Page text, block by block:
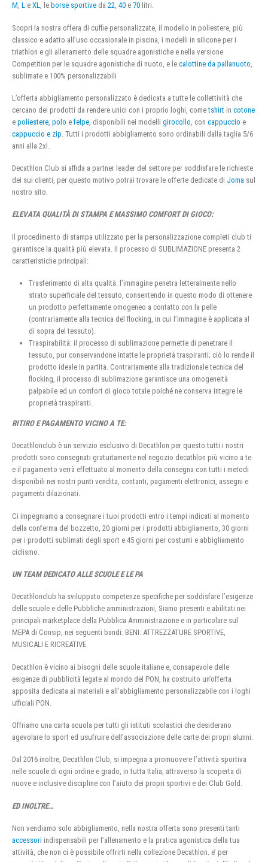
M, L e XL, le borse sportive da 22, 40 e 70 litri.
Scopri la nostra offera di cuffie personalizzate, il modello in poliestere, più
classico e adatto all’uso occasionale in piscina, i modelli in silicone per i
triathlon e gli allenamento delle squadre agonistiche e nella versione
Competition per le squadre agonistiche di nuoto, e le calottine da pallanuoto
sublimate e 100% personalizzabili
L’offerta abbigliamento personalizzato è dedicata a tutte le collettività che
cercano dei prodotti da rendere unici con i proprio loghi, cometshirt in cotone
e poliestere polo e felpe , disponibili nei modelli girocollo , con cappuccio e
cappuccio e zip . Tutti i prodotti abbigliamento sono ordinabili dalla taglia 5/6
anni alla 2xl.
Decathlon Club si affida a partner leader del settore per soddisfare le richieste
dei sui clienti, per questo motivo potrai trovare le offerte dedicate di Joma sul
nostro sito.
ELEVATA QUALITÀ DI STAMPA E MASSIMO COMFORT DI GIOCO:
Il procedimento di stampa utilizzato per la personalizzazione completi club ti
garantisce la qualità più elevata. Il processo di SUBLIMAZIONE presenta 2
caratteristiche principali:
Trasferimento di alta qualità: l’immagine penetra letteralmente nello
strato superficiale del tessuto, consentendo in questo modo di ottenere
un prodotto perfettamente omogeneo a contatto con la pelle
(contrariamente alla tecnica del flocking, in cui l’immagine è applicata al
di sopra del tessuto).
Traspirabilità: il processo di sublimazione permette di penetrare il
tessuto, pur conservandone intatte le proprietà traspiranti; ciò lo rende il
prodotto ideale in partita. Contrariamente alla tradizionale tecnica del
flocking, il processo di sublimazione garantisce una omogeneità
palpabile ed un comfort di gioco totale poiché ne conserva integre le
proprietà traspiranti.
RITIRO E PAGAMENTO VICINO A TE:
Decathlonclub è un servizio esclusivo di Decathlon per questo tutti i nostri
prodotti sono consegnati gratuitamente nel negozio decathlon più vicino a te
e il pagamento verrà effettuato al momento della consegna con tutti i metodi
disponibili nei nostri punti vendita, contanti, pagamenti elettronici, assegni e
pagamenti dilazionati.
Ci impegniamo a consegnare i tuoi prodotti entro i tempi indicati al momento
della conferma del bozzetto, 20 giorni per i prodotti abbigliamento, 30 giorni
per i prodotti sublimati degli sport e 45 giorni per costumi e abbigliamento
ciclismo.
UN TEAM DEDICATO ALLE SCUOLE E LE PA
Decathlonclub ha sviluppato competenze specifiche per soddisfare l’esigenze
delle scuole e delle Pubbliche amministrazioni, Siamo presenti e abilitati nei
principali marketplace della Pubblica Amministrazione e in particolare sul
MEPA di Consip, nei seguenti bandi: BENI: ATTREZZATURE SPORTIVE,
MUSICALI E RICREATIVE
Decathlon è vicino ai bisogni delle scuole italiane e, consapevole delle
esigenze di pubblicità legate al mondo del PON, ha costruito un’offerta
apposita dedicata ai materiali e all’abbigliamento personalizzabile con i loghi
ufficiali PON.
Offriamo una carta scuola per tutti gli istituti scolastici che desiderano
agevolare lo sport ed usufruire dell’associazione delle carte dei propri alunni.
Dal 2016 inoltre, Decathlon Club, si impegna a promuovere l’attività sportiva
nelle scuole di ogni ordine e grado, in tutta Italia, attraverso la scoperta di
nuove e inclusive discipline con l’aiuto dei propri sportivi e dei Club Gold.
ED INOLTRE…
Non vendiamo solo abbigliamento, nella nostra offerta sono presenti tanti
accessori indispensabili per l’allenamento e la pratica agonistica della tua
attività, che non ci è possibile offrirti nella collezione Decathlon. e’ per